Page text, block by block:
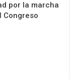
por la marcha
Congreso